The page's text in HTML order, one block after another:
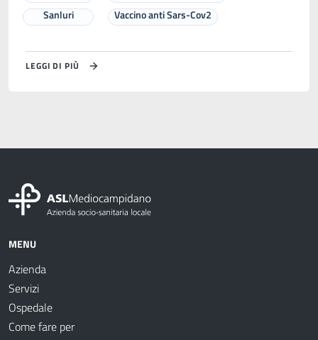
Sanluri
Vaccino anti Sars-Cov2
LEGGI DI PIÙ
MENU
Azienda
Servizi
Ospedale
Come fare per